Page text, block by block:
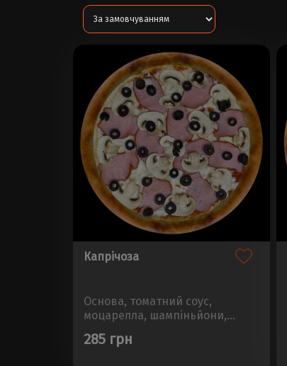
Капрічоза
Основа, томатний соус,
моцарелла, шампіньйони,
Вага - 450±50г..
285 грн